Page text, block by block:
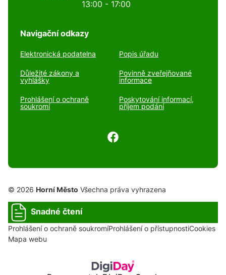
13:00 - 17:00
Navigační odkazy
Elektronická podatelna Popis úřadu
Důležité zákony a
vyhlášky
Povinně zveřejňované
informace
Prohlášení o ochraně
soukromí
Poskytování informací,
příjem podání
© 2026 Horní Město Všechna práva vyhrazena
Snadné čtení
Prohlášení o ochraně soukromíProhlášení o přístupnostiCookies
Mapa webu